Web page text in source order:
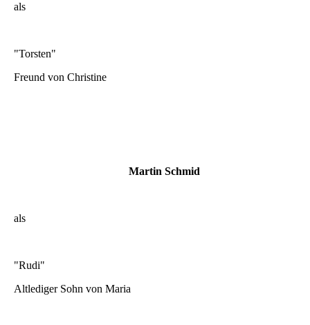
als
"Torsten"
Freund von Christine
Martin Schmid
als
"Rudi"
Altlediger Sohn von Maria